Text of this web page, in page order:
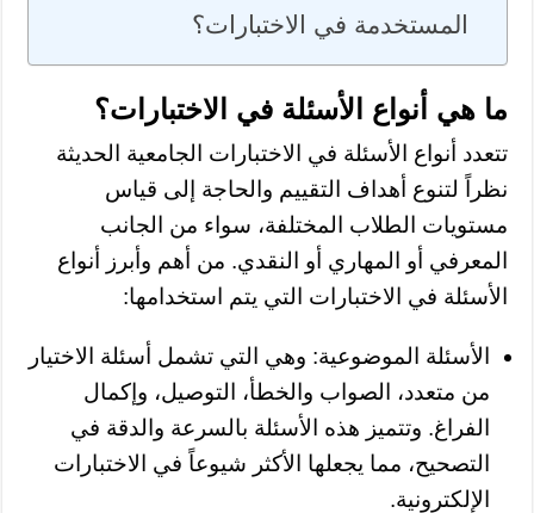
المستخدمة في الاختبارات؟
ما هي أنواع الأسئلة في الاختبارات؟
تتعدد أنواع الأسئلة في الاختبارات الجامعية الحديثة
نظراً لتنوع أهداف التقييم والحاجة إلى قياس
مستويات الطلاب المختلفة، سواء من الجانب
المعرفي أو المهاري أو النقدي. من أهم وأبرز أنواع
الأسئلة في الاختبارات التي يتم استخدامها:
الأسئلة الموضوعية: وهي التي تشمل أسئلة الاختيار
من متعدد، الصواب والخطأ، التوصيل، وإكمال
الفراغ. وتتميز هذه الأسئلة بالسرعة والدقة في
التصحيح، مما يجعلها الأكثر شيوعاً في الاختبارات
الإلكترونية.